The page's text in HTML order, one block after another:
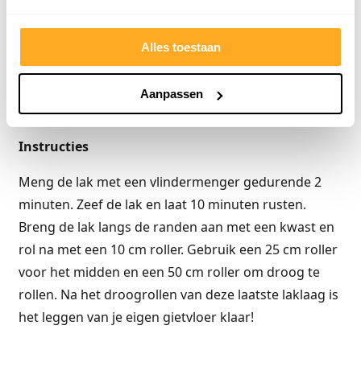
Alles toestaan
Aanpassen
Beplak de rollers rondom met Duct Tape, en
verwijder vervolgens de tape zodat je de pluisjes eraf
trekt. Zorg ervoor dat de rollers en kwasten
luchtdicht worden bewaard tussen de lagen.
Instructies
Meng de lak met een vlindermenger gedurende 2
minuten. Zeef de lak en laat 10 minuten rusten.
Breng de lak langs de randen aan met een kwast en
rol na met een 10 cm roller. Gebruik een 25 cm roller
voor het midden en een 50 cm roller om droog te
rollen. Na het droogrollen van deze laatste laklaag is
het leggen van je eigen gietvloer klaar!